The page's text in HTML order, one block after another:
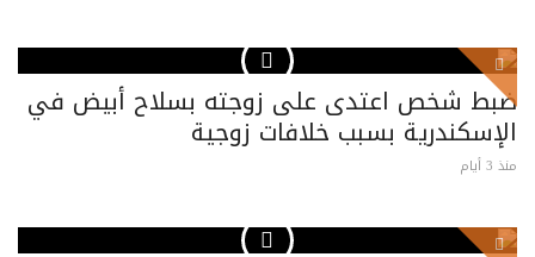
ضبط شخص اعتدى على زوجته بسلاح أبيض في
الإسكندرية بسبب خلافات زوجية
منذ 3 أيام